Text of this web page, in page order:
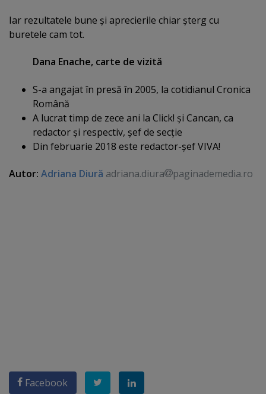
Iar rezultatele bune şi aprecierile chiar şterg cu
buretele cam tot.
Dana Enache, carte de vizită
S-a angajat în presă în 2005, la cotidianul Cronica
Română
A lucrat timp de zece ani la Click! şi Cancan, ca
redactor şi respectiv, şef de secţie
Din februarie 2018 este redactor-şef VIVA!
Autor: Adriana Diură adriana.diura paginademedia.ro
Facebook